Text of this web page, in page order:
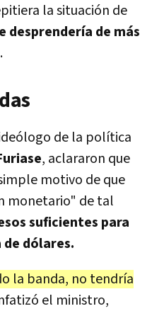
la situación de
desprendería de más
.
de la política
, aclararon que
motivo de que
monetario" de tal
suficientes para
dólares.
la banda, no tendría
el ministro,